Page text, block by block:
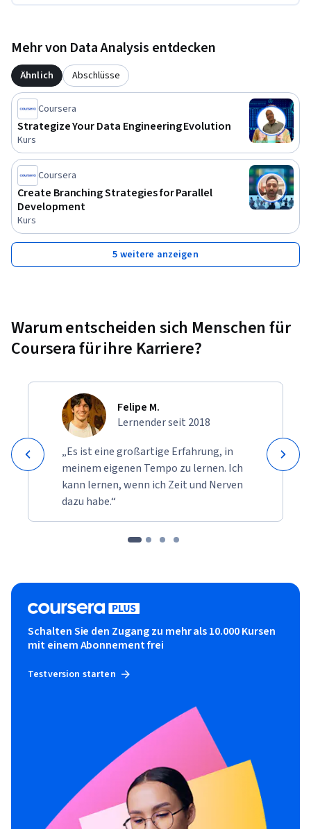
Mehr von Data Analysis entdecken
Ähnlich Abschlüsse
Coursera
Strategize Your Data Engineering Evolution
Kurs
Coursera
Create Branching Strategies for Parallel
Development
Kurs
5 weitere anzeigen
Warum entscheiden sich Menschen für
Coursera für ihre Karriere?
Felipe M.
Lernender seit 2018
„Es ist eine großartige Erfahrung, in
meinem eigenen Tempo zu lernen. Ich
kann lernen, wenn ich Zeit und Nerven
dazu habe.“
Schalten Sie den Zugang zu mehr als 10.000 Kursen
mit einem Abonnement frei
Testversion starten